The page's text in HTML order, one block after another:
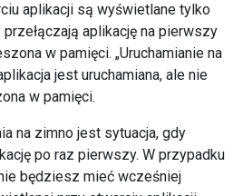
aplikacji są wyświetlane tylko
aplikację na pierwszy
w pamięci. „Uruchamianie na
jest uruchamiana, ale nie
w pamięci.
na zimno jest sytuacja, gdy
po raz pierwszy. W przypadku
będziesz mieć wcześniej